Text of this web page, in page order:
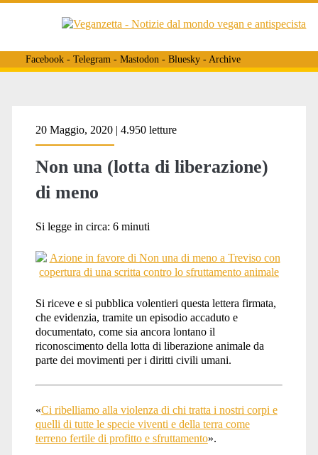
Facebook- Telegram- Mastodon- Bluesky- Archive
Tag:
<span>legge
194</span>
20 Maggio, 2020 | 4.950 letture
Non una (lotta di liberazione)
di meno
Si legge in circa: 6 minuti
Si riceve e si pubblica volentieri questa lettera firmata,
che evidenzia, tramite un episodio accaduto e
documentato, come sia ancora lontano il
riconoscimento della lotta di liberazione animale da
parte dei movimenti per i diritti civili umani.
«Ci ribelliamo alla violenza di chi tratta i nostri corpi e
quelli di tutte le specie viventi e della terra come
terreno fertile di profitto e sfruttamento».